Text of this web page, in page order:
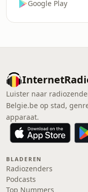
Google Play
Luister naar
Belgie.be op stad,
apparaat.
BLADEREN
Radiozenders
Podcasts
Top Nummers